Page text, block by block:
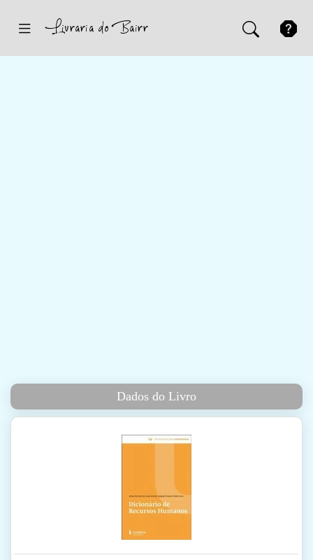
Dados do Livro